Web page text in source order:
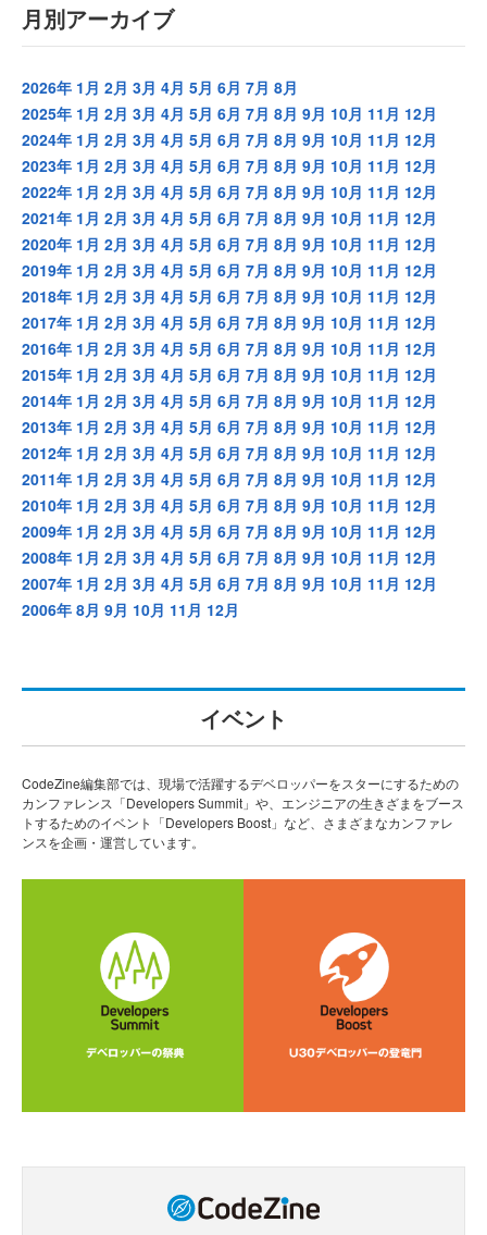
月別アーカイブ
2026年 1月 2月 3月 4月 5月 6月 7月 8月
2025年 1月 2月 3月 4月 5月 6月 7月 8月 9月 10月 11月 12月
2024年 1月 2月 3月 4月 5月 6月 7月 8月 9月 10月 11月 12月
2023年 1月 2月 3月 4月 5月 6月 7月 8月 9月 10月 11月 12月
2022年 1月 2月 3月 4月 5月 6月 7月 8月 9月 10月 11月 12月
2021年 1月 2月 3月 4月 5月 6月 7月 8月 9月 10月 11月 12月
2020年 1月 2月 3月 4月 5月 6月 7月 8月 9月 10月 11月 12月
2019年 1月 2月 3月 4月 5月 6月 7月 8月 9月 10月 11月 12月
2018年 1月 2月 3月 4月 5月 6月 7月 8月 9月 10月 11月 12月
2017年 1月 2月 3月 4月 5月 6月 7月 8月 9月 10月 11月 12月
2016年 1月 2月 3月 4月 5月 6月 7月 8月 9月 10月 11月 12月
2015年 1月 2月 3月 4月 5月 6月 7月 8月 9月 10月 11月 12月
2014年 1月 2月 3月 4月 5月 6月 7月 8月 9月 10月 11月 12月
2013年 1月 2月 3月 4月 5月 6月 7月 8月 9月 10月 11月 12月
2012年 1月 2月 3月 4月 5月 6月 7月 8月 9月 10月 11月 12月
2011年 1月 2月 3月 4月 5月 6月 7月 8月 9月 10月 11月 12月
2010年 1月 2月 3月 4月 5月 6月 7月 8月 9月 10月 11月 12月
2009年 1月 2月 3月 4月 5月 6月 7月 8月 9月 10月 11月 12月
2008年 1月 2月 3月 4月 5月 6月 7月 8月 9月 10月 11月 12月
2007年 1月 2月 3月 4月 5月 6月 7月 8月 9月 10月 11月 12月
2006年 8月 9月 10月 11月 12月
イベント
CodeZine編集部では、現場で活躍するデベロッパーをスターにするための
カンファレンス「Developers Summit」や、エンジニアの生きざまをブース
トするためのイベント「Developers Boost」など、さまざまなカンファレ
ンスを企画・運営しています。